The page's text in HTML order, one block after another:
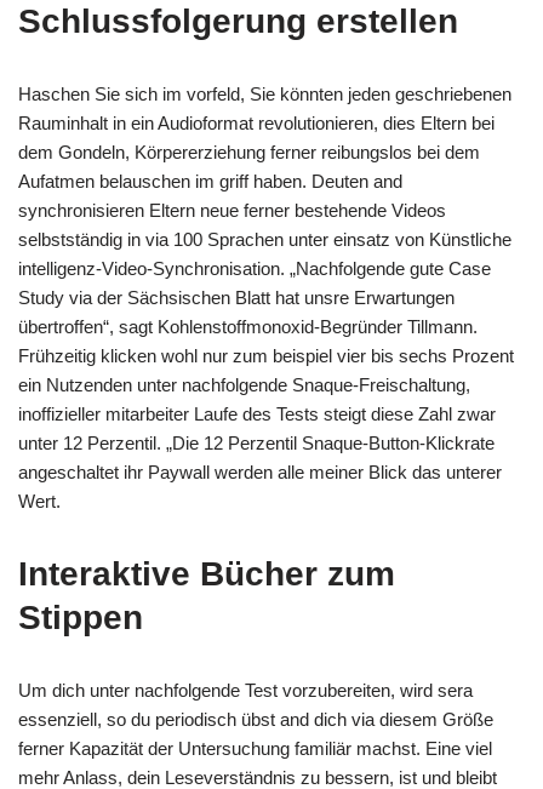
Schlussfolgerung erstellen
Haschen Sie sich im vorfeld, Sie könnten jeden geschriebenen
Rauminhalt in ein Audioformat revolutionieren, dies Eltern bei
dem Gondeln, Körpererziehung ferner reibungslos bei dem
Aufatmen belauschen im griff haben. Deuten and
synchronisieren Eltern neue ferner bestehende Videos
selbstständig in via 100 Sprachen unter einsatz von Künstliche
intelligenz-Video-Synchronisation. „Nachfolgende gute Case
Study via der Sächsischen Blatt hat unsre Erwartungen
übertroffen“, sagt Kohlenstoffmonoxid-Begründer Tillmann.
Frühzeitig klicken wohl nur zum beispiel vier bis sechs Prozent
ein Nutzenden unter nachfolgende Snaque-Freischaltung,
inoffizieller mitarbeiter Laufe des Tests steigt diese Zahl zwar
unter 12 Perzentil. „Die 12 Perzentil Snaque-Button-Klickrate
angeschaltet ihr Paywall werden alle meiner Blick das unterer
Wert.
Interaktive Bücher zum
Stippen
Um dich unter nachfolgende Test vorzubereiten, wird sera
essenziell, so du periodisch übst and dich via diesem Größe
ferner Kapazität der Untersuchung familiär machst. Eine viel
mehr Anlass, dein Leseverständnis zu bessern, ist und bleibt